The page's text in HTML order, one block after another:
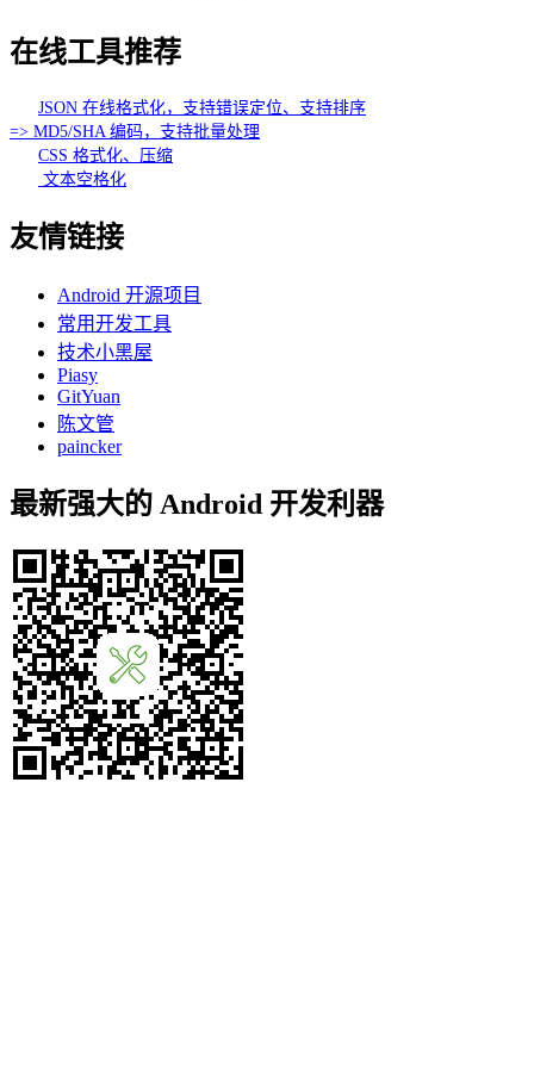
在线工具推荐
JSON 在线格式化，支持错误定位、支持排序
=> MD5/SHA 编码，支持批量处理
CSS 格式化、压缩
文本空格化
友情链接
Android 开源项目
常用开发工具
技术小黑屋
Piasy
GitYuan
陈文管
paincker
最新强大的 Android 开发利器